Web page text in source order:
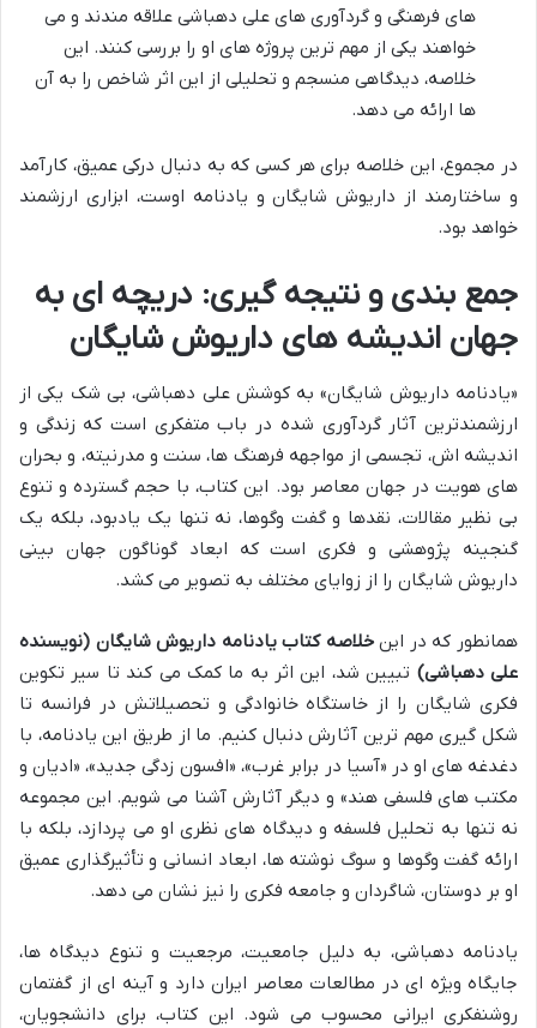
های فرهنگی و گردآوری های علی دهباشی علاقه مندند و می
خواهند یکی از مهم ترین پروژه های او را بررسی کنند. این
خلاصه، دیدگاهی منسجم و تحلیلی از این اثر شاخص را به آن
ها ارائه می دهد.
در مجموع، این خلاصه برای هر کسی که به دنبال درکی عمیق، کارآمد
و ساختارمند از داریوش شایگان و یادنامه اوست، ابزاری ارزشمند
خواهد بود.
جمع بندی و نتیجه گیری: دریچه ای به
جهان اندیشه های داریوش شایگان
«یادنامه داریوش شایگان» به کوشش علی دهباشی، بی شک یکی از
ارزشمندترین آثار گردآوری شده در باب متفکری است که زندگی و
اندیشه اش، تجسمی از مواجهه فرهنگ ها، سنت و مدرنیته، و بحران
های هویت در جهان معاصر بود. این کتاب، با حجم گسترده و تنوع
بی نظیر مقالات، نقدها و گفت وگوها، نه تنها یک یادبود، بلکه یک
گنجینه پژوهشی و فکری است که ابعاد گوناگون جهان بینی
داریوش شایگان را از زوایای مختلف به تصویر می کشد.
همانطور که در اینخلاصه کتاب یادنامه داریوش شایگان (نویسنده
علی دهباشی) تبیین شد، این اثر به ما کمک می کند تا سیر تکوین
فکری شایگان را از خاستگاه خانوادگی و تحصیلاتش در فرانسه تا
شکل گیری مهم ترین آثارش دنبال کنیم. ما از طریق این یادنامه، با
دغدغه های او در «آسیا در برابر غرب»، «افسون زدگی جدید»، «ادیان و
مکتب های فلسفی هند» و دیگر آثارش آشنا می شویم. این مجموعه
نه تنها به تحلیل فلسفه و دیدگاه های نظری او می پردازد، بلکه با
ارائه گفت وگوها و سوگ نوشته ها، ابعاد انسانی و تأثیرگذاری عمیق
او بر دوستان، شاگردان و جامعه فکری را نیز نشان می دهد.
یادنامه دهباشی، به دلیل جامعیت، مرجعیت و تنوع دیدگاه ها،
جایگاه ویژه ای در مطالعات معاصر ایران دارد و آینه ای از گفتمان
روشنفکری ایرانی محسوب می شود. این کتاب، برای دانشجویان،